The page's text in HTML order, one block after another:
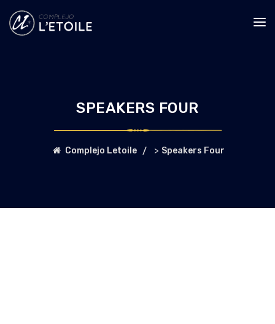
SPEAKERS FOUR
Complejo Letoile > Speakers Four